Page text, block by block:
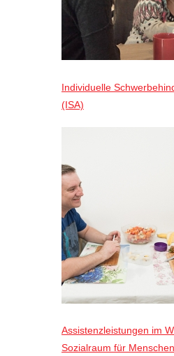
Individuelle
(ISA)
Assistenzleistungen im
Sozialraum für